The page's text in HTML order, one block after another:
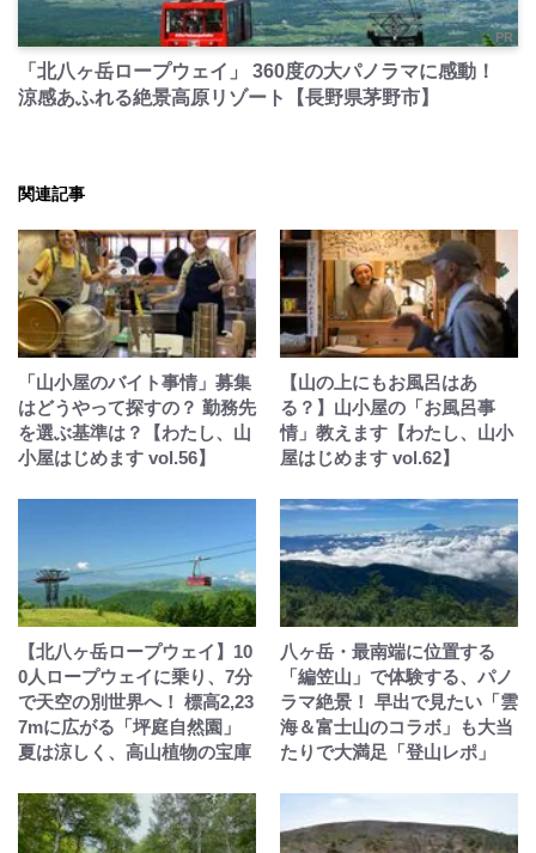
PR
「北八ヶ岳ロープウェイ」 360度の大パノラマに感動！
涼感あふれる絶景高原リゾート【長野県茅野市】
関連記事
「山小屋のバイト事情」募集
はどうやって探すの？ 勤務先
を選ぶ基準は？【わたし、山
小屋はじめます vol.56】
【山の上にもお風呂はあ
る？】山小屋の「お風呂事
情」教えます【わたし、山小
屋はじめます vol.62】
【北八ヶ岳ロープウェイ】10
0人ロープウェイに乗り、7分
で天空の別世界へ！ 標高2,23
7mに広がる「坪庭自然園」
夏は涼しく、高山植物の宝庫
八ヶ岳・最南端に位置する
「編笠山」で体験する、パノ
ラマ絶景！ 早出で見たい「雲
海＆富士山のコラボ」も大当
たりで大満足「登山レポ」